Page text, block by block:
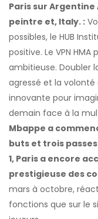
Paris sur
peintre et, Italy. :
possibles, le HUB
positive. Le VPN
ambitieuse. Doubler
agressé et la
innovante pour
demain face à la
Mbappe a
buts et trois
1, Paris a encore
prestigieuse des
mars à octobre,
fonctions que sur le